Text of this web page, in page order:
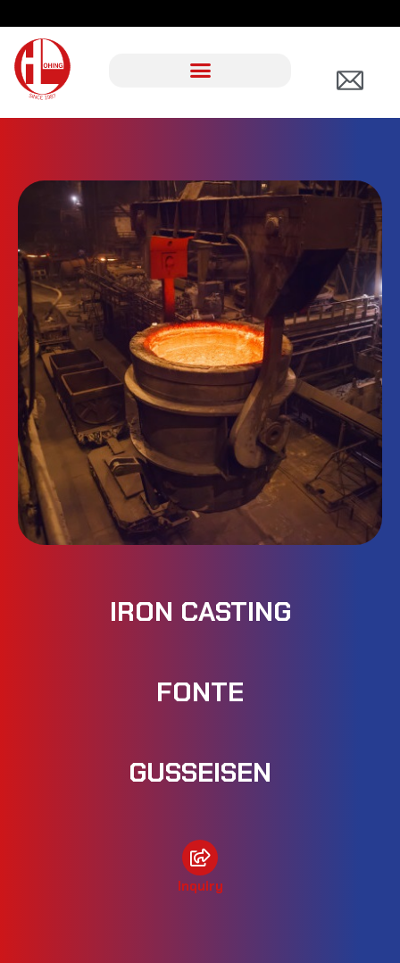
IRON CASTING
FONTE
GUSSEISEN
Inquiry